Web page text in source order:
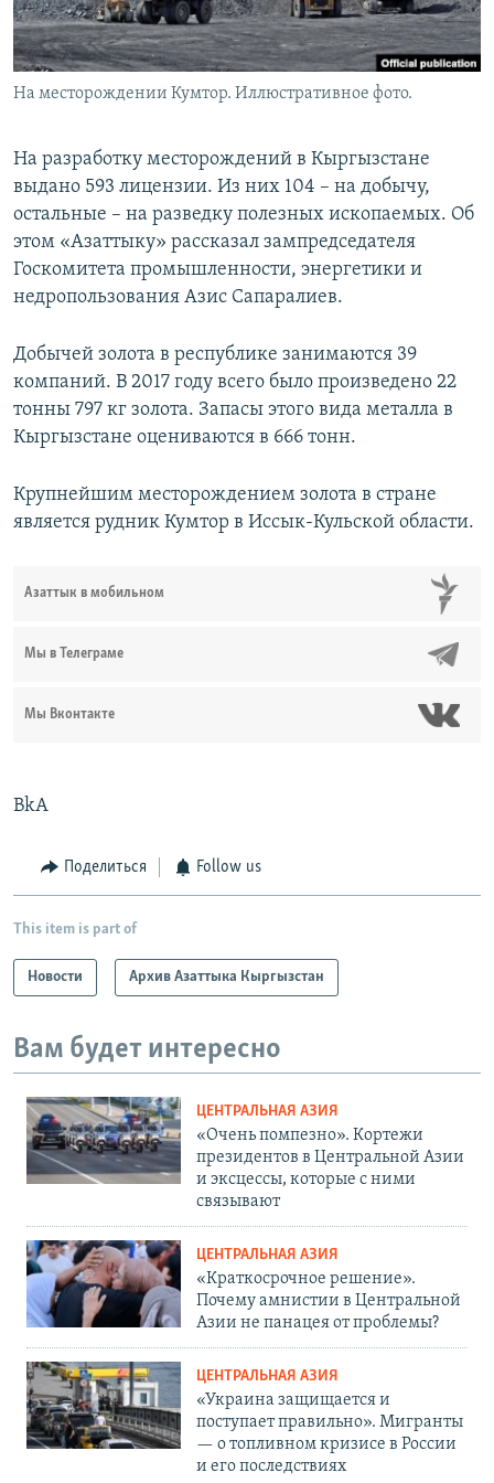
На месторождении Кумтор. Иллюстративное фото.
На разработку месторождений в Кыргызстане
выдано 593 лицензии. Из них 104 – на добычу,
остальные – на разведку полезных ископаемых. Об
этом «Азаттыку» рассказал зампредседателя
Госкомитета промышленности, энергетики и
недропользования Азис Сапаралиев.
Добычей золота в республике занимаются 39
компаний. В 2017 году всего было произведено 22
тонны 797 кг золота. Запасы этого вида металла в
Кыргызстане оцениваются в 666 тонн.
Крупнейшим месторождением золота в стране
является рудник Кумтор в Иссык-Кульской области.
Азаттык в мобильном
Мы в Телеграме
Мы Вконтакте
BkA
Поделиться Follow us
This item is part of
Новости Архив Азаттыка Кыргызстан
Вам будет интересно
ЦЕНТРАЛЬНАЯ АЗИЯ
«Очень помпезно». Кортежи
президентов в Центральной Азии
и эксцессы, которые с ними
связывают
ЦЕНТРАЛЬНАЯ АЗИЯ
«Краткосрочное решение».
Почему амнистии в Центральной
Азии не панацея от проблемы?
ЦЕНТРАЛЬНАЯ АЗИЯ
«Украина защищается и
поступает правильно». Мигранты
— о топливном кризисе в России
и его последствиях